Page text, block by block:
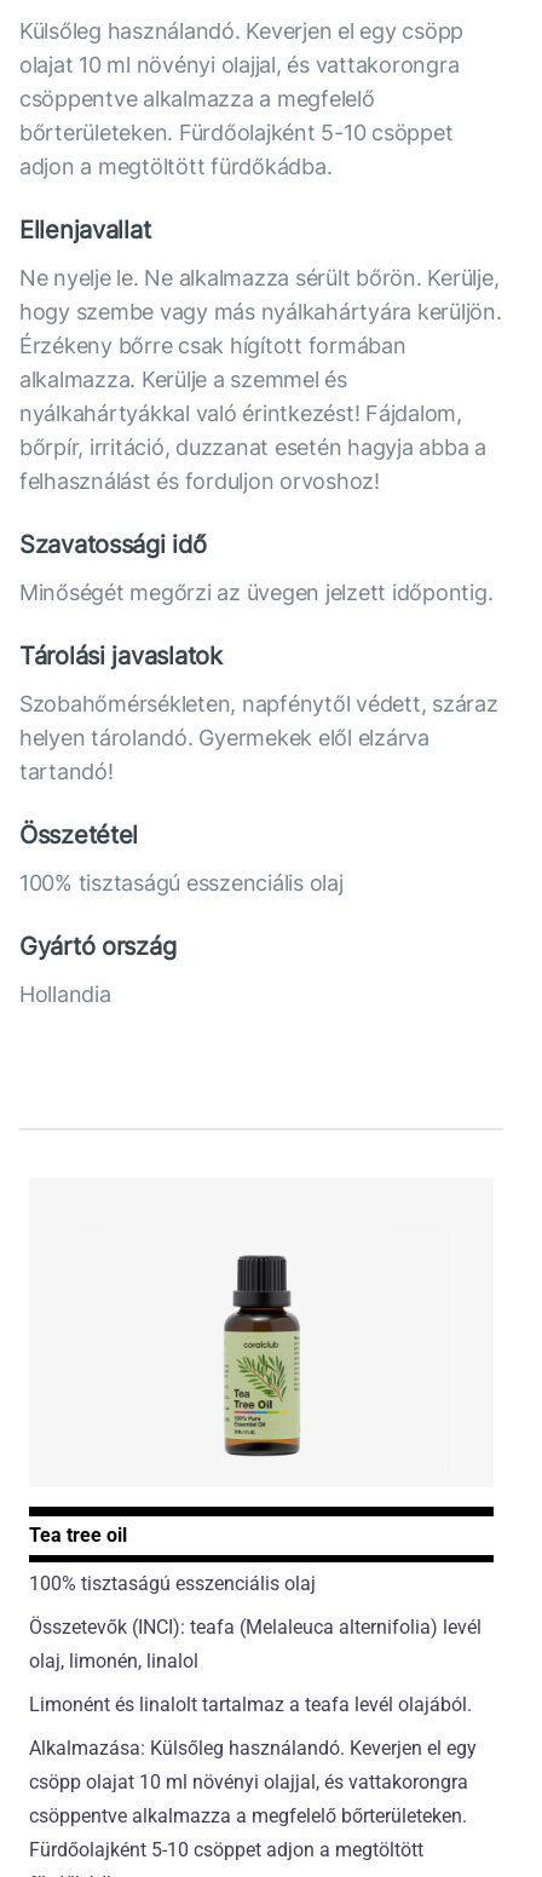
Külsőleg használandó. Keverjen el egy csöpp
olajat 10 ml növényi olajjal, és vattakorongra
csöppentve alkalmazza a megfelelő
bőrterületeken. Fürdőolajként 5-10 csöppet
adjon a megtöltött fürdőkádba.
Ellenjavallat
Ne nyelje le. Ne alkalmazza sérült bőrön. Kerülje,
hogy szembe vagy más nyálkahártyára kerüljön.
Érzékeny bőrre csak hígított formában
alkalmazza. Kerülje a szemmel és
nyálkahártyákkal való érintkezést! Fájdalom,
bőrpír, irritáció, duzzanat esetén hagyja abba a
felhasználást és forduljon orvoshoz!
Szavatossági idő
Minőségét megőrzi az üvegen jelzett időpontig.
Tárolási javaslatok
Szobahőmérsékleten, napfénytől védett, száraz
helyen tárolandó. Gyermekek elől elzárva
tartandó!
Összetétel
100% tisztaságú esszenciális olaj
Gyártó ország
Hollandia
Tea tree oil
100% tisztaságú esszenciális olaj
Összetevők (INCI): teafa (Melaleuca alternifolia) levél
olaj, limonén, linalol
Limonént és linalolt tartalmaz a teafa levél olajából.
Alkalmazása: Külsőleg használandó. Keverjen el egy
csöpp olajat 10 ml növényi olajjal, és vattakorongra
csöppentve alkalmazza a megfelelő bőrterületeken.
Fürdőolajként 5-10 csöppet adjon a megtöltött